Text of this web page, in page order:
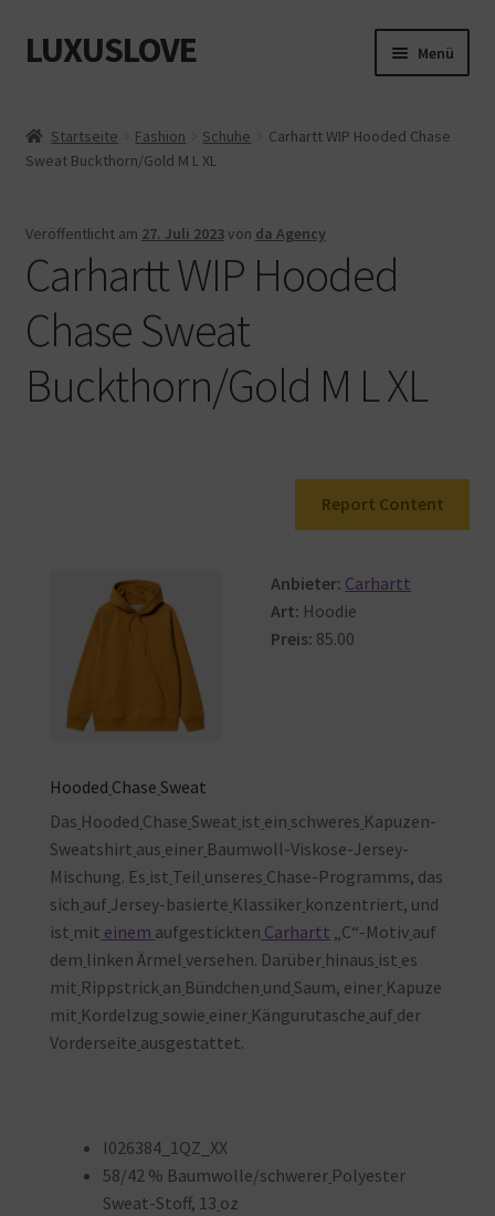
Zur
Navigation
Zum
Inhalt
LUXUSLOVE Menü
Cookie-Richtlinie (EU)
Datenschutz
Impressum
Kasse
Mein Konto
Startseite Fashion Schuhe
Carhartt WIP Hooded Chase
Sweat Buckthorn/Gold M L XL
Veröffentlicht am 27. Juli 2023von da Agency
Carhartt WIP Hooded
Chase Sweat
Buckthorn/Gold M L XL
Report Content
Anbieter: Carhartt
Art: Hoodie
Preis: 85.00
Hooded Chase Sweat
Das Hooded Chase Sweat ist ein schweres Kapuzen-
Sweatshirt aus einer Baumwoll-Viskose-Jersey-
Mischung. Es ist Teil unseres Chase-Programms, das
sich auf Jersey-basierte Klassiker konzentriert, und
ist mit einem aufgestickten Carhartt „C“-Motiv auf
dem linken Ärmel versehen. Darüber hinaus ist es
mit Rippstrick an Bündchen und Saum, einer Kapuze
mit Kordelzug sowie einer Kängurutasche auf der
Vorderseite ausgestattet.
I026384_1QZ_XX
58/42 % Baumwolle/schwerer Polyester
Sweat-Stoff, 13 oz